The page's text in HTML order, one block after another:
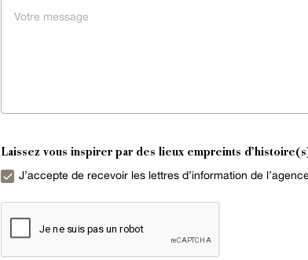
Laissez vous inspirer par des lieux empreints
J’accepte de recevoir les lettres d’information de